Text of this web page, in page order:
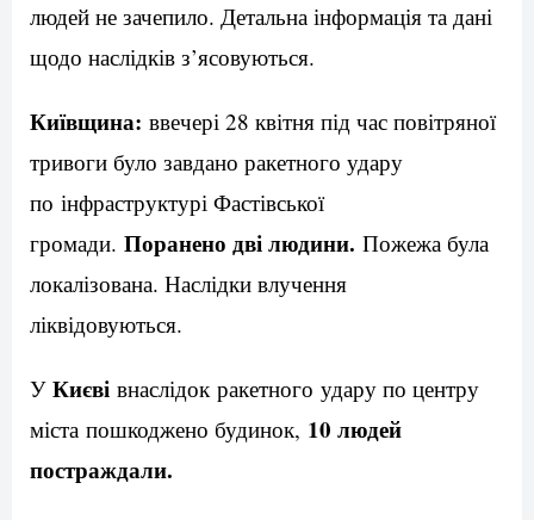
людей не зачепило. Детальна інформація та дані
щодо наслідків з’ясовуються.
Київщина: ввечері 28 квітня під час повітряної
тривоги було завдано ракетного удару
по інфраструктурі Фастівської
громади. Поранено дві людини. Пожежа була
локалізована. Наслідки влучення
ліквідовуються.
У Києві внаслідок ракетного удару по центру
міста пошкоджено будинок, 10 людей
постраждали.